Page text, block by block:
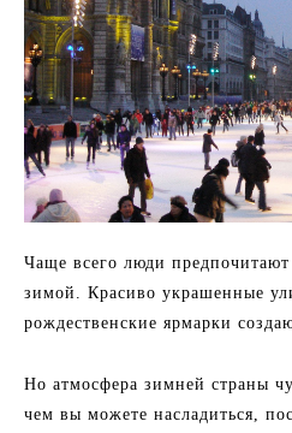
Чаще всего люди
зимой. Красиво украшенные
рождественские ярмарки
Но атмосфера зимней страны
чем вы можете насладиться,